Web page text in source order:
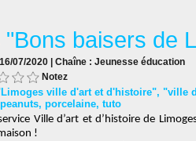
baisers de
07/2020 | Chaîne : Jeunesse éducation
Notez
ville d'art et d'histoire", "ville
peanuts, porcelaine, tuto
Ville d’art et d’histoire de
!